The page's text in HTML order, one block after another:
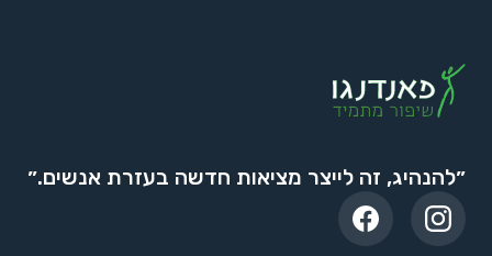
״להנהיג, זה לייצר מציאות חדשה בעזרת אנשים.״